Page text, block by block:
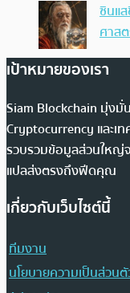
ซินแส
ศาส
เป้าหมายของเรา
Siam Blockchain มุ่งมั่
Cryptocurrency และเ
รวบรวมข้อมูลส่วนใหญ่จ
แปลส่งตรงถึงฟีดคุณ
เกี่ยวกับเว็บไซต์นี้
ทีมงาน
นโยบายความเป็นส่วน